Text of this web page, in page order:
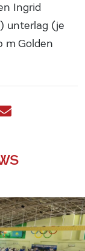
Ingrid
unterlag (je
m Golden